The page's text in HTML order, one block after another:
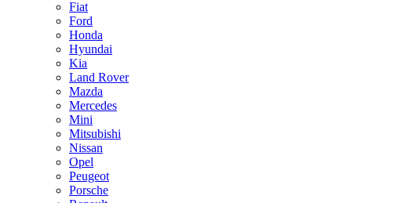
Fiat
Ford
Honda
Hyundai
Kia
Land Rover
Mazda
Mercedes
Mini
Mitsubishi
Nissan
Opel
Peugeot
Porsche